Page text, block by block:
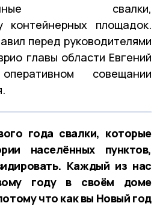
свалки,
контейнерных площадок.
перед руководителями
главы области Евгений
совещании
года свалки, которые
населённых пунктов,
Каждый из нас
году в своём доме
что как вы Новый год